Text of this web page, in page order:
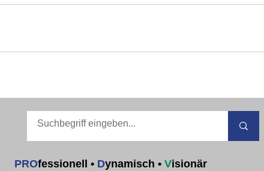
PROfessionell • Dynamisch •Visionär